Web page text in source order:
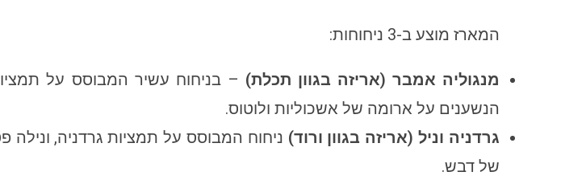
המארז מוצע ב-3 ניחוחות:
מנגוליה אמבר (אריזה בגוון תכלת) – בניחוח עשיר המבוסס על
הנשענים על ארומה של אשכוליות ולוטוס.
גרדניה וניל (אריזה בגוון ורוד) ניחוח המבוסס על תמציות גרדניה, ונילה
של דבש.